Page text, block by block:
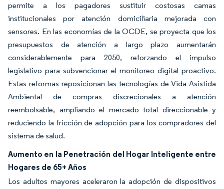
permite a los pagadores sustituir costosas camas
institucionales por atención domiciliaria mejorada con
sensores. En las economías de la OCDE, se proyecta que los
presupuestos de atención a largo plazo aumentarán
considerablemente para 2050, reforzando el impulso
legislativo para subvencionar el monitoreo digital proactivo.
Estas reformas reposicionan las tecnologías de Vida Asistida
Ambiental de compras discrecionales a atención
reembolsable, ampliando el mercado total direccionable y
reduciendo la fricción de adopción para los compradores del
sistema de salud.
Aumento en la Penetración del Hogar Inteligente entre
Hogares de 65+ Años
Los adultos mayores aceleraron la adopción de dispositivos